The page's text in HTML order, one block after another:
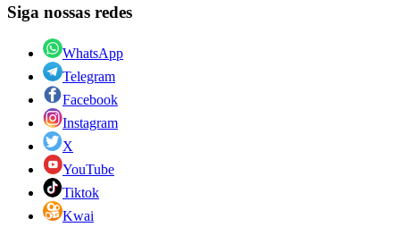
Siga nossas redes
WhatsApp
Telegram
Facebook
Instagram
X
YouTube
Tiktok
Kwai